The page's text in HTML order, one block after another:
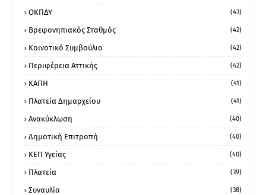
ΟΚΠΔΥ (43)
Βρεφονηπιακός Σταθμός (42)
Κοινοτικό Συμβούλιο (42)
Περιφέρεια Αττικής (42)
ΚΑΠΗ (41)
Πλατεία Δημαρχείου (41)
Ανακύκλωση (40)
Δημοτική Επιτροπή (40)
ΚΕΠ Υγείας (40)
Πλατεία (39)
Συναυλία (38)